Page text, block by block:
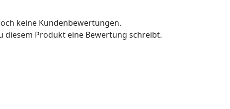
keine Kundenbewertungen.
diesem Produkt eine Bewertung schreibt.